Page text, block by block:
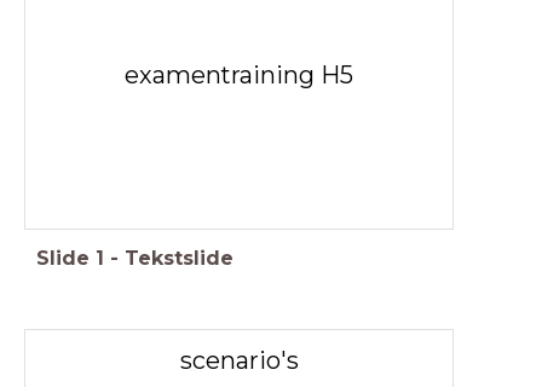
examentraining H5
Slide 1 - Tekstslide
scenario's